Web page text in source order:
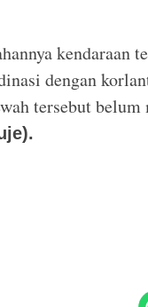
kendaraan
dengan
tersebut belum